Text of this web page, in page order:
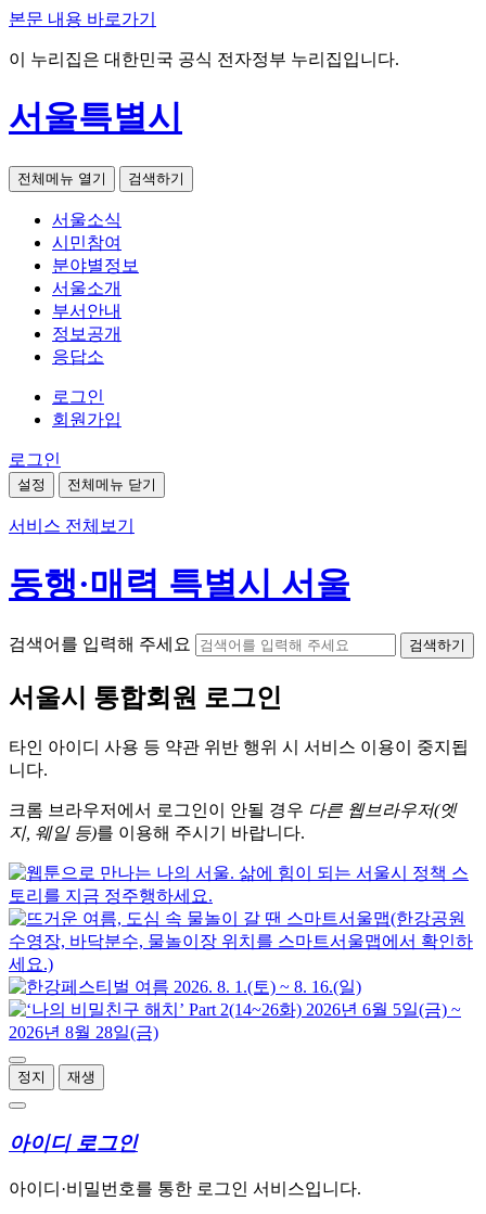
본문 내용 바로가기
이 누리집은 대한민국 공식 전자정부 누리집입니다.
서울특별시
전체메뉴 열기 검색하기
서울소식
시민참여
분야별정보
서울소개
부서안내
정보공개
응답소
로그인
회원가입
로그인
설정 전체메뉴 닫기
서비스 전체보기
동행·매력 특별시 서울
검색어를 입력해 주세요 검색하기
서울시 통합회원 로그인
타인 아이디 사용 등 약관 위반 행위 시 서비스 이용이 중지됩
니다.
크롬 브라우저에서 로그인이 안될 경우 다른 웹브라우저(엣
지, 웨일 등)를 이용해 주시기 바랍니다.
정지 재생
아이디 로그인
아이디·비밀번호를 통한 로그인 서비스입니다.